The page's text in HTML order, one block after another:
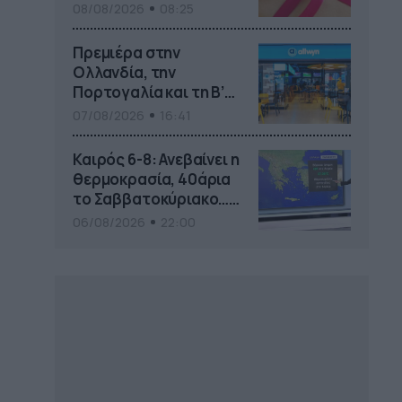
Πρεμιέρα στην
Ολλανδία, την
Πορτογαλία και τη Β’
Γερμανίας με πολλές
στοιχηματικές
επιλογές από το ΠΑΜΕ
ΣΤΟΙΧΗΜΑ
Καιρός 6-8: Ανεβαίνει η
θερμοκρασία, 40άρια
το Σαββατοκύριακο…